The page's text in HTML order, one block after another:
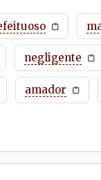
negligente
amador